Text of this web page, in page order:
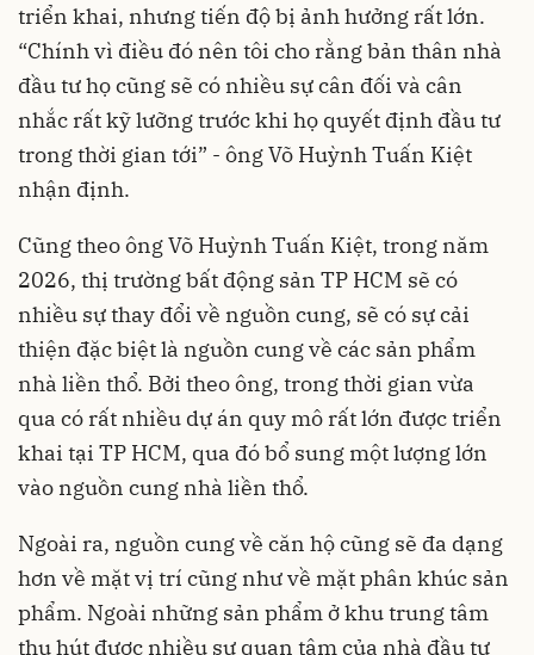
triển khai, nhưng tiến độ bị ảnh hưởng rất lớn.
“Chính vì điều đó nên tôi cho rằng bản thân nhà
đầu tư họ cũng sẽ có nhiều sự cân đối và cân
nhắc rất kỹ lưỡng trước khi họ quyết định đầu tư
trong thời gian tới” - ông Võ Huỳnh Tuấn Kiệt
nhận định.
Cũng theo ông Võ Huỳnh Tuấn Kiệt, trong năm
2026, thị trường bất động sản TP HCM sẽ có
nhiều sự thay đổi về nguồn cung, sẽ có sự cải
thiện đặc biệt là nguồn cung về các sản phẩm
nhà liền thổ. Bởi theo ông, trong thời gian vừa
qua có rất nhiều dự án quy mô rất lớn được triển
khai tại TP HCM, qua đó bổ sung một lượng lớn
vào nguồn cung nhà liền thổ.
Ngoài ra, nguồn cung về căn hộ cũng sẽ đa dạng
hơn về mặt vị trí cũng như về mặt phân khúc sản
phẩm. Ngoài những sản phẩm ở khu trung tâm
thu hút được nhiều sự quan tâm của nhà đầu tư